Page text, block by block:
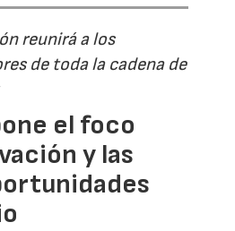
reunirá a los
de toda la cadena de
el foco
y las